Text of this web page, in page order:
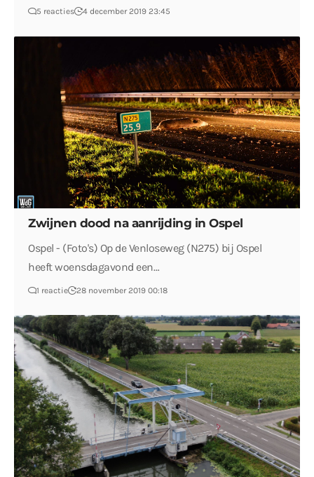
5 reacties 4 december 2019 23:45
Zwijnen dood na aanrijding in Ospel
Ospel - (Foto's) Op de Venloseweg (N275) bij Ospel
heeft woensdagavond een…
1 reactie 28 november 2019 00:18